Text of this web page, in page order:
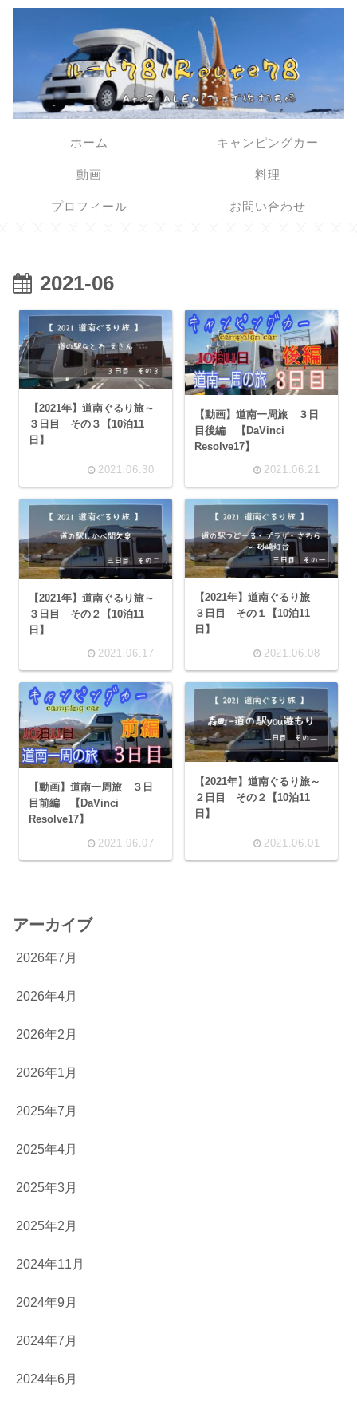
ホーム キャンピングカー
動画 料理
プロフィール お問い合わせ
2021-06
【2021年】道南ぐるり旅～
３日目 その３【10泊11
日】
2021.06.30
【動画】道南一周旅 ３日
目後編 【DaVinci
Resolve17】
2021.06.21
【2021年】道南ぐるり旅～
３日目 その２【10泊11
日】
2021.06.17
【2021年】道南ぐるり旅
３日目 その１【10泊11
日】
2021.06.08
【動画】道南一周旅 ３日
目前編 【DaVinci
Resolve17】
2021.06.07
【2021年】道南ぐるり旅～
２日目 その２【10泊11
日】
2021.06.01
アーカイブ
2026年7月
2026年4月
2026年2月
2026年1月
2025年7月
2025年4月
2025年3月
2025年2月
2024年11月
2024年9月
2024年7月
2024年6月